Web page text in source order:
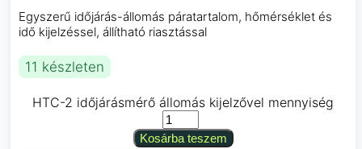
Egyszerű időjárás-állomás páratartalom, hőmérséklet és
idő kijelzéssel, állítható riasztással
11 készleten
HTC-2 időjárásmérő állomás kijelzővel mennyiség
Kosárba teszem